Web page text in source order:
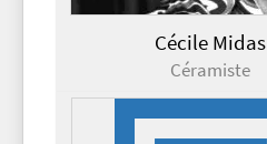
Cécile Midas
Céramiste